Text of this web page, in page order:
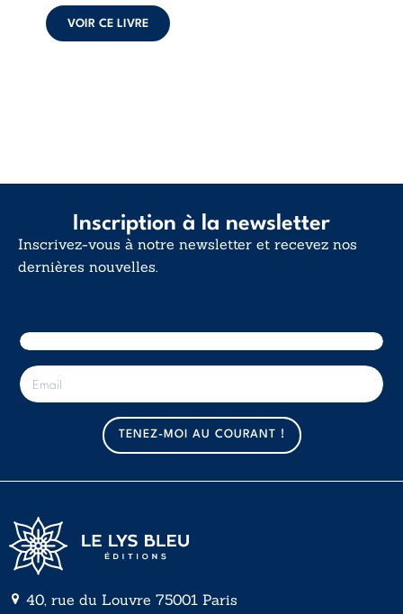
déclaration
d’existence pour ...
VOIR CE LIVRE
Inscription à la newsletter
Inscrivez-vous à notre newsletter et recevez nos
dernières nouvelles.
E
-
m
TENEZ-MOI AU COURANT !
40, rue du Louvre 75001 Paris